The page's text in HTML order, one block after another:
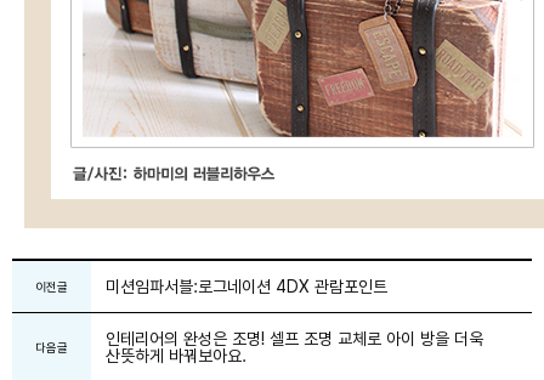
이전글 미션임파서블:로그네이션 4DX 관람포인트
다음글
인테리어의 완성은 조명! 셀프 조명 교체로 아이 방을 더욱
산뜻하게 바꿔보아요.